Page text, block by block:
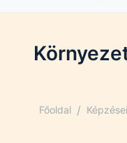
Főoldal /